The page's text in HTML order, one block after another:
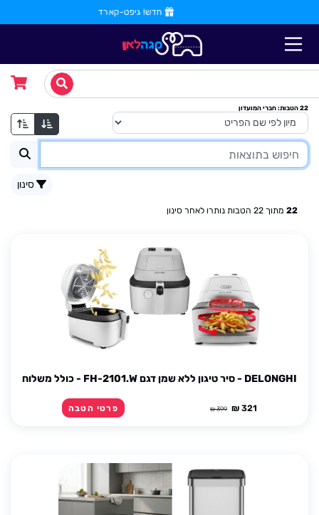
הורידו את האפליקציה
22הטבות: חברי המועדון
22 מתוך 22 הטבות נותרו לאחר סינון
DELONGHI - סיר טיגון ללא שמן דגם FH-2101.W - כולל משלוח
321 ₪
399 ₪ פרטי הטבה